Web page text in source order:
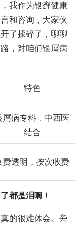
我作为银癣健康
和咨询，大家伙
了揉碎了，聊聊
，对咱们银屑病
特色
屑病专科，中西医
结合
费透明，按次收费
都是泪啊！
的很难体会。旁